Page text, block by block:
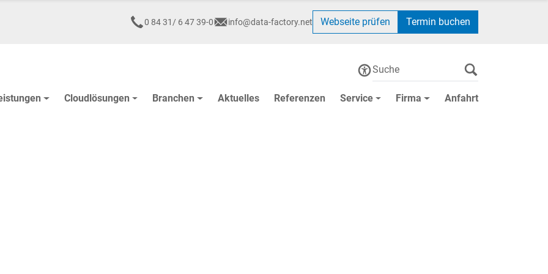
0 84 31/ 6 47 39-0 info@data-factory.net Webseite prüfen Termin buchen
Cloudlösungen Branchen Aktuelles Referenzen Service Firma Anfahrt